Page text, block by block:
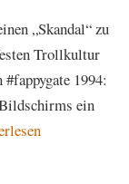
„Skandal“ zu
Trollkultur
1994:
ein